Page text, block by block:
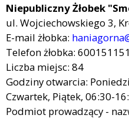
Niepubliczny Żłobek
ul. Wojciechowskiego 3,
E-mail żłobka:
Telefon żłobka: 600151151
Liczba miejsc: 84
Godziny otwarcia:
Czwartek, Piątek, 06:30-
Podmiot prowadzący -